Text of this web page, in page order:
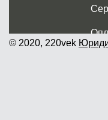
© 2020, 220vek